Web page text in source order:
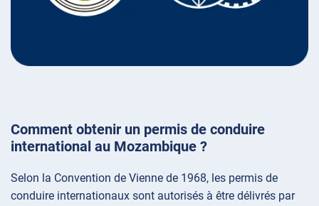
Comment obtenir un permis de conduire
international au Mozambique ?
Selon la Convention de Vienne de 1968, les permis de
conduire internationaux sont autorisés à être délivrés par